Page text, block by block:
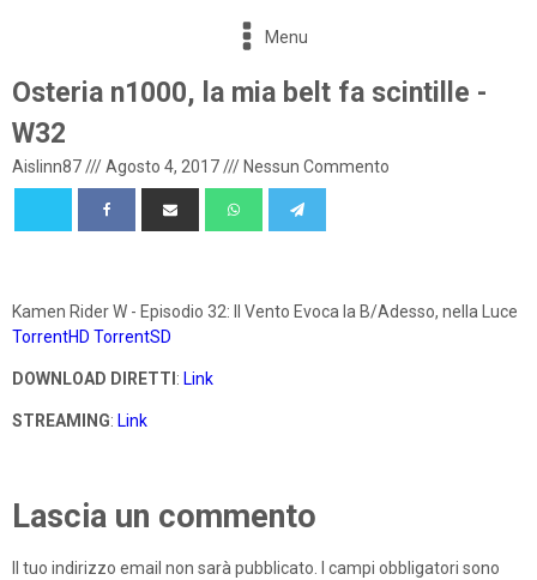
Menu
Osteria n1000, la mia belt fa scintille -
W32
Aislinn87///Agosto 4, 2017/// Nessun Commento
Kamen Rider W - Episodio 32: Il Vento Evoca la B/Adesso, nella Luce
TorrentHD TorrentSD
DOWNLOAD DIRETTI : Link
STREAMING: Link
Lascia un commento
Il tuo indirizzo email non sarà pubblicato.
I campi obbligatori sono